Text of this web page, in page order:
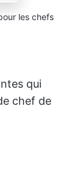
les chefs
qui
chef de